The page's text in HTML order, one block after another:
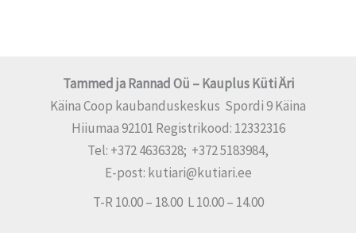
Tammed ja Rannad Oü – Kauplus Küti Äri
Käina Coop kaubanduskeskus Spordi 9 Käina
Hiiumaa 92101 Registrikood: 12332316
Tel: +372 4636328; +372 5183984,
E-post: kutiari@kutiari.ee
T-R 10.00 – 18.00 L 10.00 – 14.00